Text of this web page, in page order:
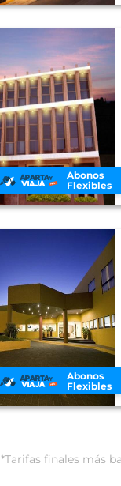
Abonos
Flexibles
Abonos
Flexibles
*Tarifas finales más